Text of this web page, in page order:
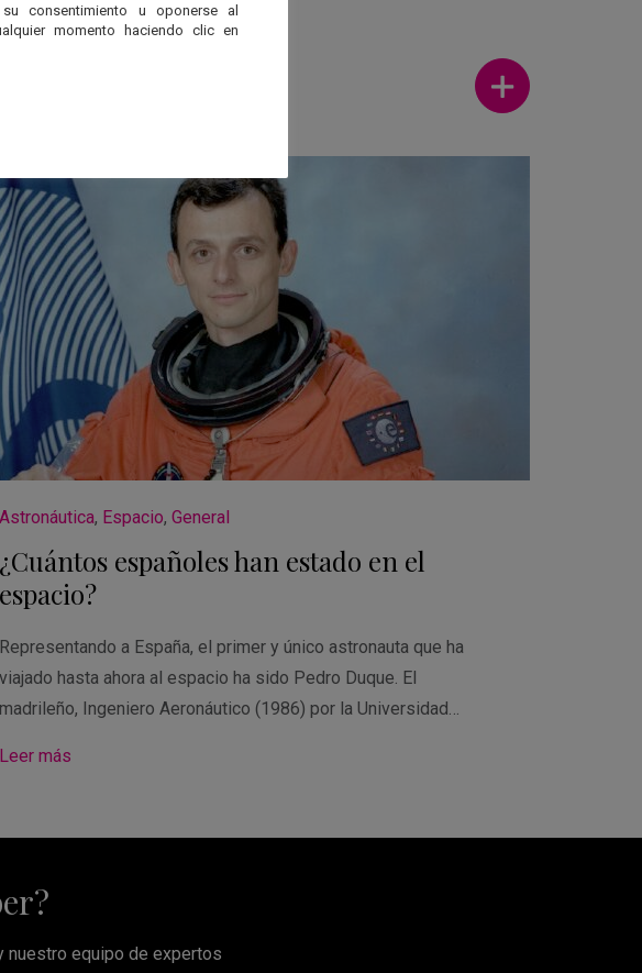
Ver más
Astronáutica, Espacio, General
¿Cuántos españoles han estado en el
espacio?
Representando a España, el primer y único astronauta que ha
viajado hasta ahora al espacio ha sido Pedro Duque. El
madrileño, Ingeniero Aeronáutico (1986) por la Universidad…
Leer más
nuestro equipo de expertos
consentimiento u oponerse al
momento haciendo clic en